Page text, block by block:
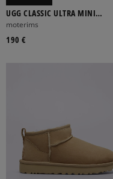
UGG CLASSIC ULTRA MINI
PLATFORM
moterims
190 €